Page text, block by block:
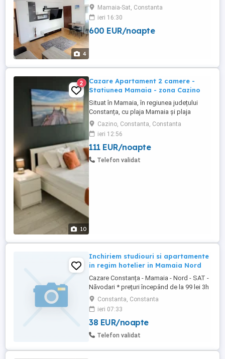
4
liniștită din Mamaia Nord. Complet
mobilat și utilat, gata de mutare. Loc de
parcare în fața blocului. Detalii în privat.
Mamaia-Sat, Constanta
ieri 16:30
600 EUR/noapte
10
2
Cazare Apartament 2 camere -
Statiunea Mamaia - zona Cazino
Situat în Mamaia, în regiunea județului
Constanța, cu plaja Mamaia și plaja
Myrtos în apropiere, Diamond View
Apartments oferă cazare cu parcare
privată gratuită garantată pentru fiecare
apartament. Apartamente cu doua camera
de inchiriat in regim hotelier, Statiunea
Cazino, Constanta, Constanta
ieri 12:56
111 EUR/noapte
Telefon validat
Inchiriem studiouri si apartamente
in regim hotelier in Mamaia Nord
Cazare Constanța - Mamaia - Nord - SAT -
Năvodari * prețuri începând de la 99 lei 3h
in intervalul (08.00-18.00) *Vă punem la
dispozitie apartamente si studiouri în
Mamaia nord zona: Hanul Piraților, Hanul
cu Pește, Opera, Onix, Titanic, Uzina de
Pizza, Mackerel, Resort Building Ștefan,
Constanta, Constanta
ieri 07:33
38 EUR/noapte
Telefon validat